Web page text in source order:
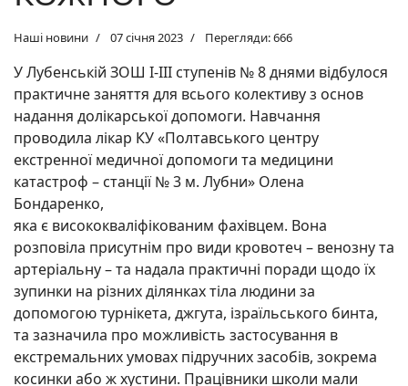
Наші новини 07 січня 2023 Перегляди: 666
У Лубенській ЗОШ І-ІІІ ступенів № 8 днями відбулося
практичне заняття для всього колективу з основ
надання долікарської допомоги. Навчання
проводила лікар КУ «Полтавського центру
екстренної медичної допомоги та медицини
катастроф – станції № 3 м. Лубни» Олена
Бондаренко,
яка є висококваліфікованим фахівцем. Вона
розповіла присутнім про види кровотеч – венозну та
артеріальну – та надала практичні поради щодо їх
зупинки на різних ділянках тіла людини за
допомогою турнікета, джгута, ізраїльського бинта,
та зазначила про можливість застосування в
екстремальних умовах підручних засобів, зокрема
косинки або ж хустини. Працівники школи мали